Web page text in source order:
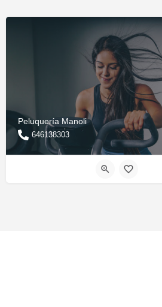
Peluquería Manoli
646138303